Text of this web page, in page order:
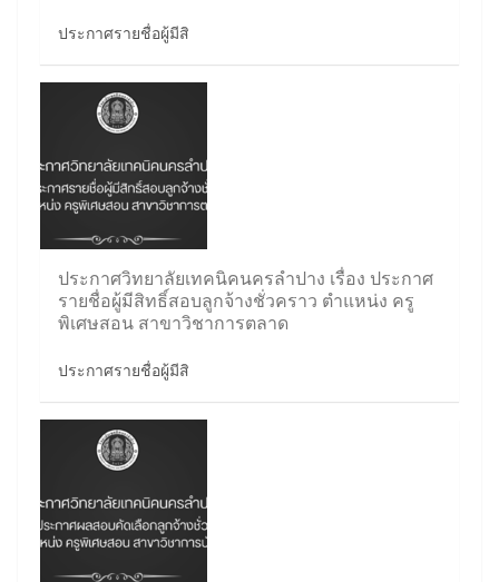
ประกาศรายชื่อผู้มีสิ
ประกาศวิทยาลัยเทคนิคนครลำปาง เรื่อง ประกาศ
รายชื่อผู้มีสิทธิ์สอบลูกจ้างชั่วคราว ตำแหน่ง ครู
พิเศษสอน สาขาวิชาการตลาด
ประกาศรายชื่อผู้มีสิ